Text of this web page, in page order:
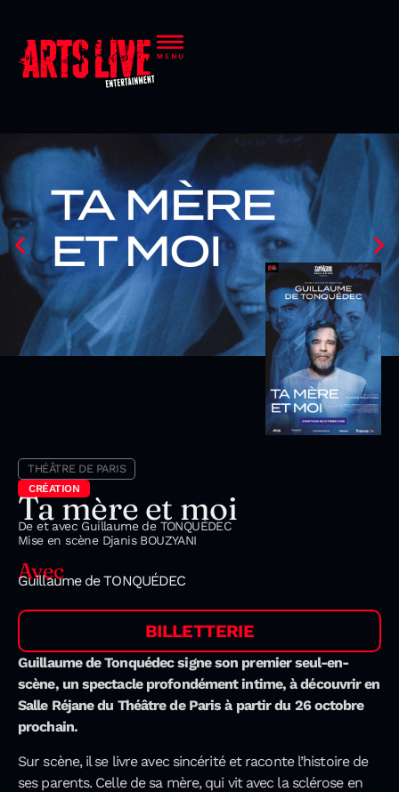
CRÉATION
Ta mère et moi
De et avec Guillaume de TONQUÉDEC
Mise en scène Djanis BOUZYANI
Avec
Guillaume de TONQUÉDEC
THÉÂTRE DE PARIS
BILLETTERIE
Guillaume de Tonquédec signe son premier seul-en-
scène, un spectacle profondément intime, à découvrir en
Salle Réjane du Théâtre de Paris à partir du 26 octobre
prochain.
Sur scène, il se livre avec sincérité et raconte l’histoire de
ses parents. Celle de sa mère, qui vit avec la sclérose en